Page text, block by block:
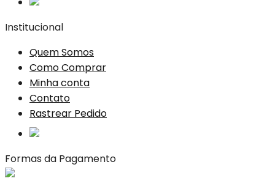
Institucional
Quem Somos
Como Comprar
Minha conta
Contato
Rastrear Pedido
Formas da Pagamento